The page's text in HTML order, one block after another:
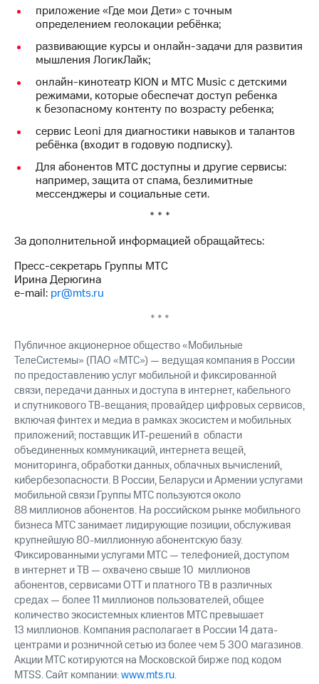
Контакты
развитие
На главную
приложение «Где мои Дети» с точным
определением геолокации ребёнка;
развивающие курсы и онлайн-задачи для развития
мышления ЛогикЛайк;
онлайн-кинотеатр KION и МТС Music с детскими
режимами, которые обеспечат доступ ребенка
к безопасному контенту по возрасту ребенка;
сервис Leoni для диагностики навыков и талантов
ребёнка (входит в годовую подписку).
Для абонентов МТС доступны и другие сервисы:
например, защита от спама, безлимитные
мессенджеры и социальные сети.
* * *
За дополнительной информацией обращайтесь:
Пресс-секретарь Группы МТС
Ирина Дерюгина
e-mail: pr@mts.ru
* * *
Публичное акционерное общество «Мобильные
ТелеСистемы» (ПАО «МТС») — ведущая компания в России
по предоставлению услуг мобильной и фиксированной
связи, передачи данных и доступа в интернет, кабельного
и спутникового ТВ-вещания; провайдер цифровых сервисов,
включая финтех и медиа в рамках экосистем и мобильных
приложений; поставщик ИТ-решений в области
объединенных коммуникаций, интернета вещей,
мониторинга, обработки данных, облачных вычислений,
кибербезопасности. В России, Беларуси и Армении услугами
мобильной связи Группы МТС пользуются около
88 миллионов абонентов. На российском рынке мобильного
бизнеса МТС занимает лидирующие позиции, обслуживая
крупнейшую 80-миллионную абонентскую базу.
Фиксированными услугами МТС — телефонией, доступом
в интернет и ТВ — охвачено свыше 10 миллионов
абонентов, сервисами OTT и платного ТВ в различных
средах — более 11 миллионов пользователей, общее
количество экосистемных клиентов МТС превышает
13 миллионов. Компания располагает в России 14 дата-
центрами и розничной сетью из более чем 5 300 магазинов.
Акции МТС котируются на Московской бирже под кодом
MTSS. Сайт компании:www.mts.ru.